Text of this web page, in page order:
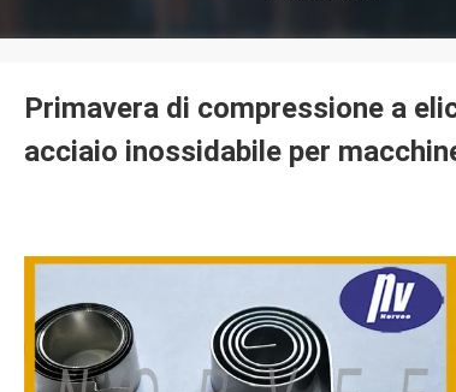
Primavera di compressione a
acciaio inossidabile per